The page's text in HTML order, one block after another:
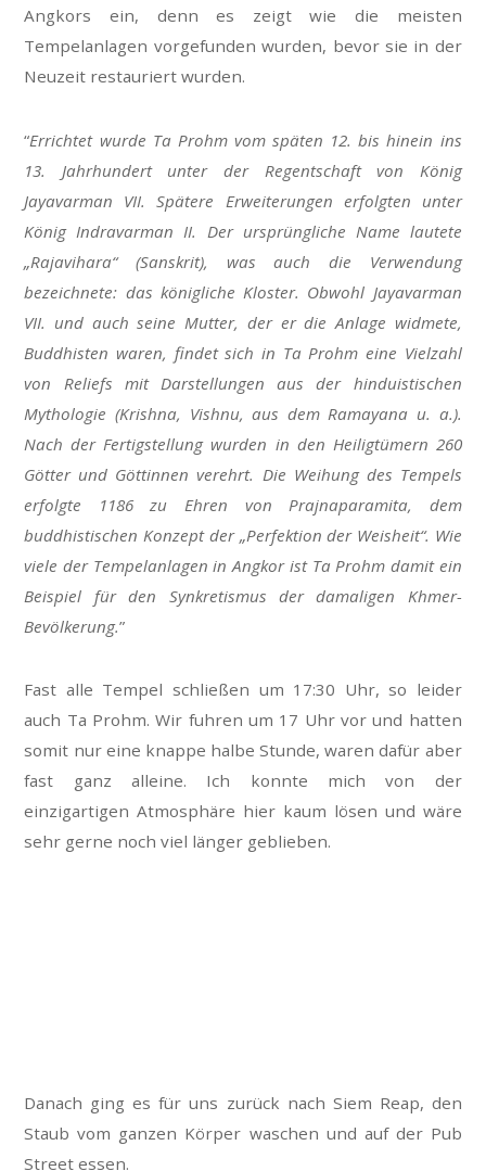
Angkors ein, denn es zeigt wie die meisten
Tempelanlagen vorgefunden wurden, bevor sie in der
Neuzeit restauriert wurden.
“Errichtet wurde Ta Prohm vom späten 12. bis hinein ins
13. Jahrhundert unter der Regentschaft von König
Jayavarman VII. Spätere Erweiterungen erfolgten unter
König Indravarman II. Der ursprüngliche Name lautete
„Rajavihara“ (Sanskrit), was auch die Verwendung
bezeichnete: das königliche Kloster. Obwohl Jayavarman
VII. und auch seine Mutter, der er die Anlage widmete,
Buddhisten waren, findet sich in Ta Prohm eine Vielzahl
von Reliefs mit Darstellungen aus der hinduistischen
Mythologie (Krishna, Vishnu, aus dem Ramayana u. a.).
Nach der Fertigstellung wurden in den Heiligtümern 260
Götter und Göttinnen verehrt. Die Weihung des Tempels
erfolgte 1186 zu Ehren von Prajnaparamita, dem
buddhistischen Konzept der „Perfektion der Weisheit“. Wie
viele der Tempelanlagen in Angkor ist Ta Prohm damit ein
Beispiel für den Synkretismus der damaligen Khmer-
Bevölkerung.”
Fast alle Tempel schließen um 17:30 Uhr, so leider
auch Ta Prohm. Wir fuhren um 17 Uhr vor und hatten
somit nur eine knappe halbe Stunde, waren dafür aber
fast ganz alleine. Ich konnte mich von der
einzigartigen Atmosphäre hier kaum lösen und wäre
sehr gerne noch viel länger geblieben.
Danach ging es für uns zurück nach Siem Reap, den
Staub vom ganzen Körper waschen und auf der Pub
Street essen.